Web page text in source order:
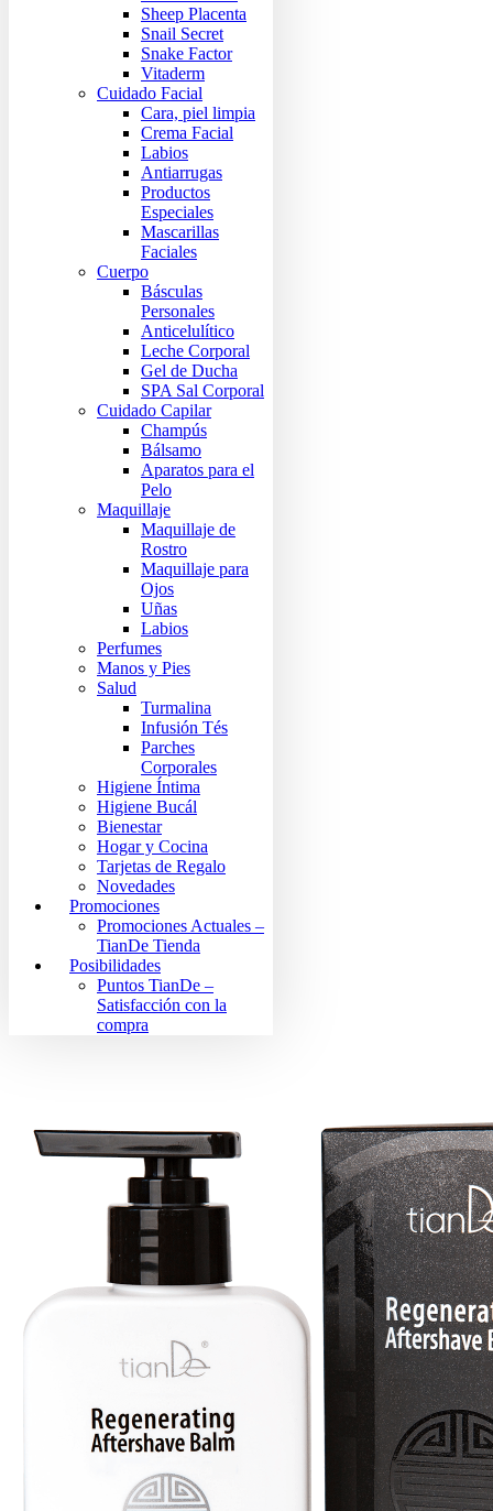
Sheep Placenta
Snail Secret
Snake Factor
Vitaderm
Cuidado Facial
Cara, piel limpia
Crema Facial
Labios
Antiarrugas
Productos
Especiales
Mascarillas
Faciales
Cuerpo
Básculas
Personales
Anticelulítico
Leche Corporal
Gel de Ducha
SPA Sal Corporal
Cuidado Capilar
Champús
Bálsamo
Aparatos para el
Pelo
Maquillaje
Maquillaje de
Rostro
Maquillaje para
Ojos
Uñas
Labios
Perfumes
Manos y Pies
Salud
Turmalina
Infusión Tés
Parches
Corporales
Higiene Íntima
Higiene Bucál
Bienestar
Hogar y Cocina
Tarjetas de Regalo
Novedades
Promociones
Promociones Actuales –
TianDe Tienda
Posibilidades
Puntos TianDe –
Satisfacción con la
compra